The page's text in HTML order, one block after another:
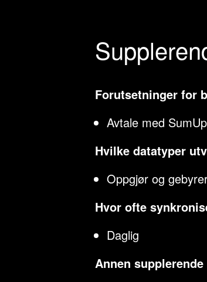
Forutsetninger for
Avtale med SumUp
Hvilke datatyper
Oppgjør og
Hvor ofte
Daglig
Annen